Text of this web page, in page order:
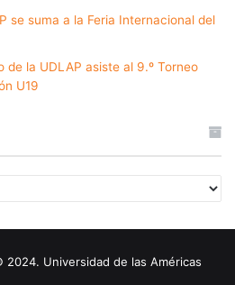
se suma a la Feria Internacional del
la UDLAP asiste al 9.º Torneo
U19
2024. Universidad de las Américas